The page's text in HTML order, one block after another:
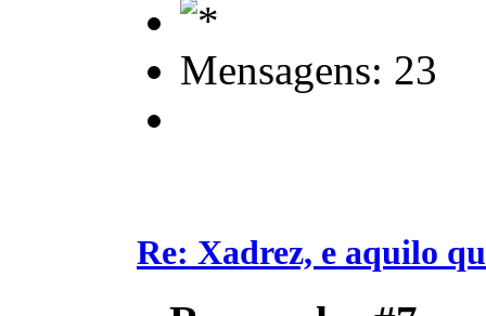
Mensagens: 23
Re: Xadrez, e aquilo